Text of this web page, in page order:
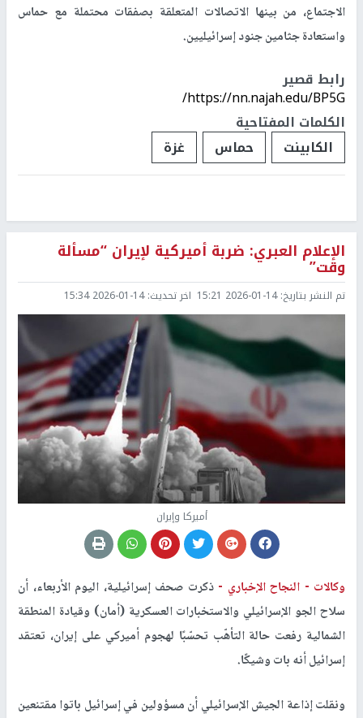
الاجتماع، من بينها الاتصالات المتعلقة بصفقات محتملة مع حماس
واستعادة جثامين جنود إسرائيليين.
رابط قصير
https://nn.najah.edu/BP5G/
الكلمات المفتاحية
الكابينت
حماس غزة
الإعلام العبري: ضربة أميركية لإيران “مسألة
وقت”
تم النشر بتاريخ:2026-01-14 15:21 اخر تحديث:2026-01-14 15:34
أميركا وإيران
وكالات - النجاح الإخباري -ذكرت صحف إسرائيلية، اليوم الأربعاء، أن
سلاح الجو الإسرائيلي والاستخبارات العسكرية (أمان) وقيادة المنطقة
الشمالية رفعت حالة التأهّب تحسّبًا لهجوم أميركي على إيران، تعتقد
إسرائيل أنه بات وشيكًا.
ونقلت إذاعة الجيش الإسرائيلي أن مسؤولين في إسرائيل باتوا مقتنعين